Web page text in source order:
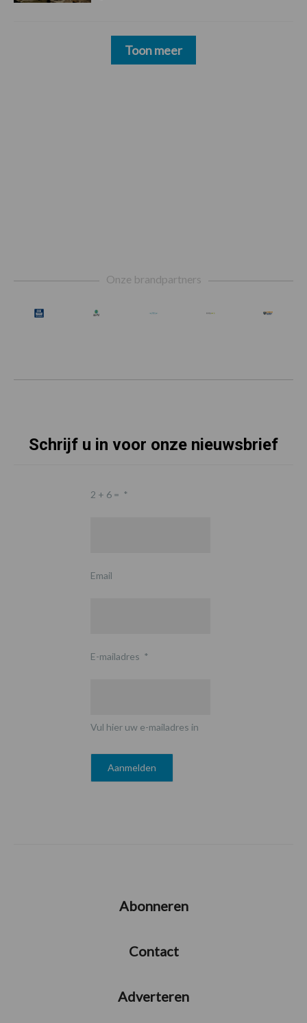
Toon meer
Onze brandpartners
Schrijf u in voor onze nieuwsbrief
2 + 6 = *
Email
E-mailadres *
Vul hier uw e-mailadres in
Abonneren
Contact
Adverteren